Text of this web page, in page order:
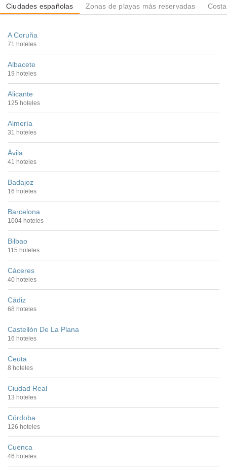
Ciudades españolas Zonas de playas más reservadas
A Coruña
71 hoteles
Albacete
19 hoteles
Alicante
125 hoteles
Almería
31 hoteles
Ávila
41 hoteles
Badajoz
16 hoteles
Barcelona
1004 hoteles
Bilbao
115 hoteles
Cáceres
40 hoteles
Cádiz
68 hoteles
Castellón De La Plana
16 hoteles
Ceuta
8 hoteles
Ciudad Real
13 hoteles
Córdoba
126 hoteles
Cuenca
46 hoteles